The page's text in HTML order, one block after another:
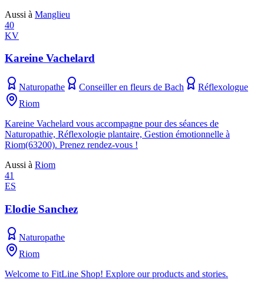
Aussi à Manglieu
40
KV
Kareine Vachelard
Naturopathe Conseiller en fleurs de Bach
Réflexologue
Riom
Kareine Vachelard vous accompagne pour des séances de
Naturopathie, Réflexologie plantaire, Gestion émotionnelle à
Riom(63200). Prenez rendez-vous !
Aussi à Riom
41
ES
Elodie Sanchez
Naturopathe
Riom
Welcome to FitLine Shop! Explore our products and stories.